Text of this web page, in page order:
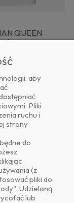
QUEEN
185,00 zł
185,00 zł
aby
Pliki
ruchu i
strony
do
(z
pliki do
Udzieloną
lub